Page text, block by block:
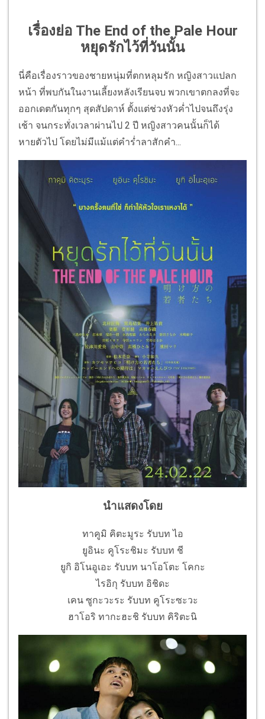
เรื่องย่อ The End of the Pale Hour
หยุดรักไว้ที่วันนั้น
นี่คือเรื่องราวของชายหนุ่มที่ตกหลุมรัก หญิงสาวแปลก
หน้า ที่พบกันในงานเลี้ยงหลังเรียนจบ พวกเขาตกลงที่จะ
ออกเดตกันทุกๆ สุดสัปดาห์ ตั้งแต่ช่วงหัวค่ำไปจนถึงรุ่ง
เช้า จนกระทั่งเวลาผ่านไป 2 ปี หญิงสาวคนนั้นก็ได้
หายตัวไป โดยไม่มีแม้แต่คำร่ำลาสักคำ...
นำแสดงโดย
ทาคูมิ คิตะมูระ รับบท ไอ
ยูอินะ คูโระชิมะ รับบท ชี
ยูกิ อิโนอูเอะ รับบท นาโอโตะ โคกะ
ไรอิกุ รับบท อิชิดะ
เคน ซูกะวะระ รับบท คูโระซะวะ
ฮาโอริ ทากะฮะชิ รับบท คิริตะนิ